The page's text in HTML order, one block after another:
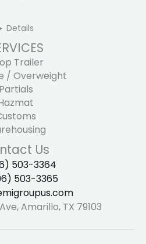
Details
Trailer
/ Overweight
Partials
Us
503-3364
503-3365
Amarillo, TX 79103